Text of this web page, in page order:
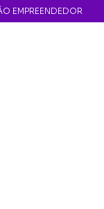
EMPREENDEDOR